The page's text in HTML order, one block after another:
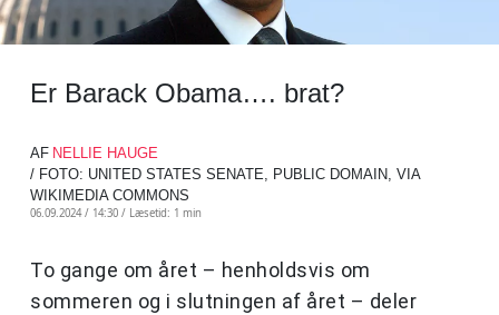
Er Barack Obama…. brat?
AF NELLIE HAUGE
/ FOTO: UNITED STATES SENATE, PUBLIC DOMAIN, VIA
WIKIMEDIA COMMONS
06.09.2024 / 14:30 / Læsetid: 1 min
To gange om året – henholdsvis om
sommeren og i slutningen af året – deler